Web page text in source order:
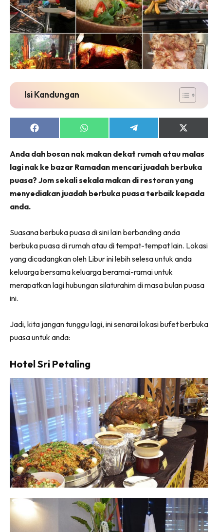
Isi Kandungan
Share
on
Share
on
Share
on
Share
on
(Twitter)
Anda dah bosan nak makan dekat rumah atau malas
lagi nak ke bazar Ramadan mencari juadah berbuka
puasa? Jom sekali sekala makan di restoran yang
menyediakan juadah berbuka puasa terbaik kepada
anda.
Suasana berbuka puasa di sini lain berbanding anda
berbuka puasa di rumah atau di tempat-tempat lain. Lokasi
yang dicadangkan oleh Libur ini lebih selesa untuk anda
keluarga bersama keluarga beramai-ramai untuk
merapatkan lagi hubungan silaturahim di masa bulan puasa
ini.
Jadi, kita jangan tunggu lagi, ini senarai lokasi bufet berbuka
puasa untuk anda:
Hotel Sri Petaling